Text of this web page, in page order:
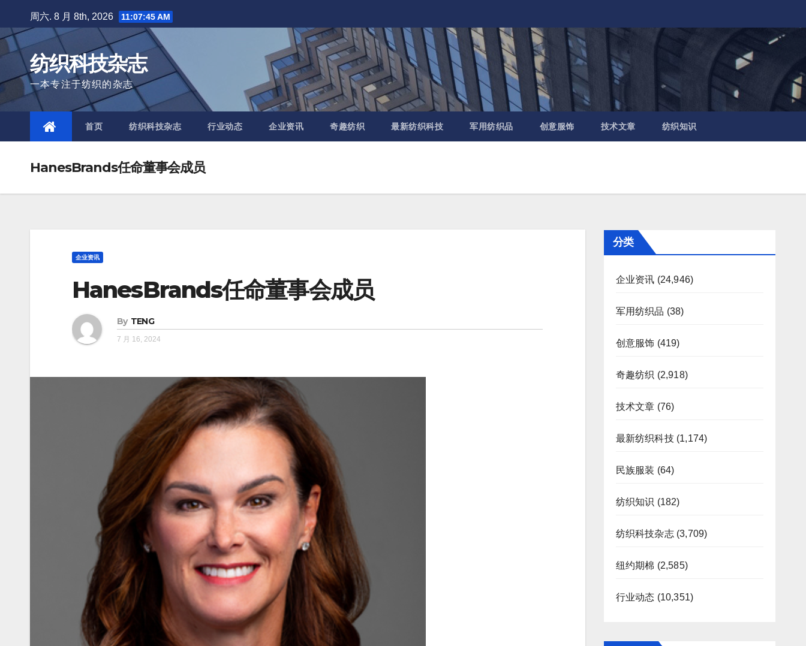
to
content
周六. 8 月 8th, 2026 11:07:47 AM
纺织科技杂志
一本专注于纺织的杂志
首页 纺织科技杂志 行业动态 企业资讯 奇趣纺织 最新纺织科技 军用纺织品 创意服饰 技术文章 纺织知识
HanesBrands任命董事会成员
企业资讯
HanesBrands任命董事会成员
By TENG
7 月 16, 2024
分类
企业资讯 (24,946)
军用纺织品 (38)
创意服饰 (419)
奇趣纺织 (2,918)
技术文章 (76)
最新纺织科技(1,174)
民族服装 (64)
纺织知识 (182)
纺织科技杂志(3,709)
纽约期棉 (2,585)
行业动态 (10,351)